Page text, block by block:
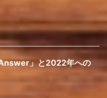
」と2022年への